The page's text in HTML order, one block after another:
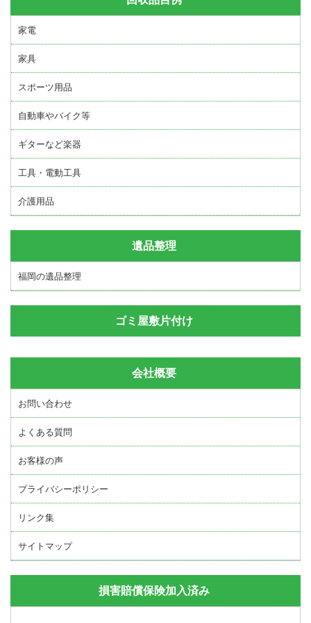
家電
家具
スポーツ用品
自動車やバイク等
ギターなど楽器
工具・電動工具
介護用品
遺品整理
福岡の遺品整理
ゴミ屋敷片付け
会社概要
お問い合わせ
よくある質問
お客様の声
プライバシーポリシー
リンク集
サイトマップ
損害賠償保険加入済み